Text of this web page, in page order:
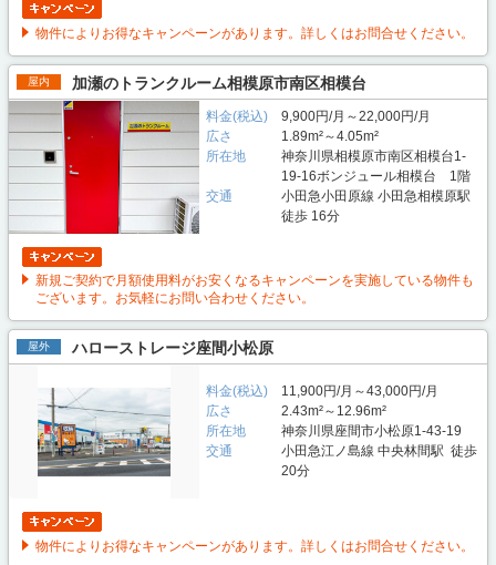
物件によりお得なキャンペーンがあります。詳しくはお問合せください。
屋内 加瀬のトランクルーム相模原市南区相模台
料金(税込)
9,900円/月～22,000円/月
広さ
1.89m²～4.05m²
所在地
神奈川県相模原市南区相模台1-
19-16ボンジュール相模台 1階
交通
小田急小田原線 小田急相模原駅
徒歩 16分
新規ご契約で月額使用料がお安くなるキャンペーンを実施している物件も
ございます。お気軽にお問い合わせください。
屋外 ハローストレージ座間小松原
料金(税込)
11,900円/月～43,000円/月
広さ
2.43m²～12.96m²
所在地
神奈川県座間市小松原1-43-19
交通
小田急江ノ島線 中央林間駅 徒歩
20分
物件によりお得なキャンペーンがあります。詳しくはお問合せください。